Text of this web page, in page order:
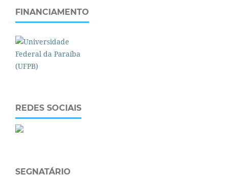
FINANCIAMENTO
REDES SOCIAIS
SEGNATÁRIO